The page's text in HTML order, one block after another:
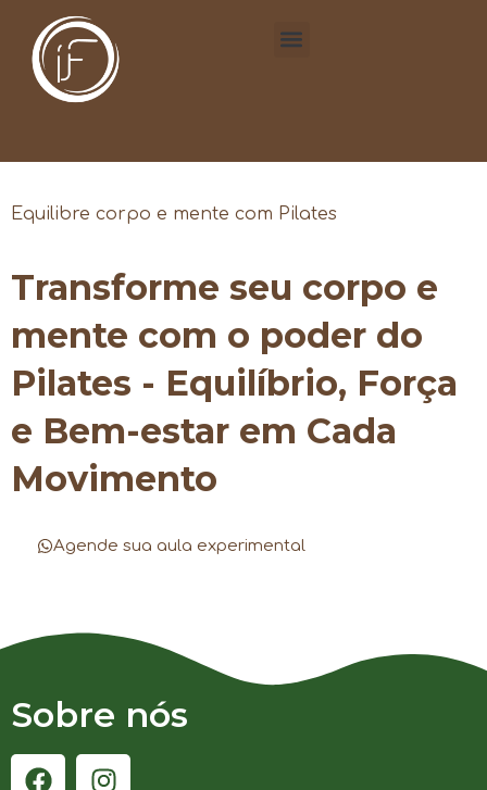
Equilibre corpo e mente com Pilates
Transforme seu corpo e
mente com o poder do
Pilates - Equilíbrio, Força
e Bem-estar em Cada
Movimento
Agende sua aula experimental
Sobre nós